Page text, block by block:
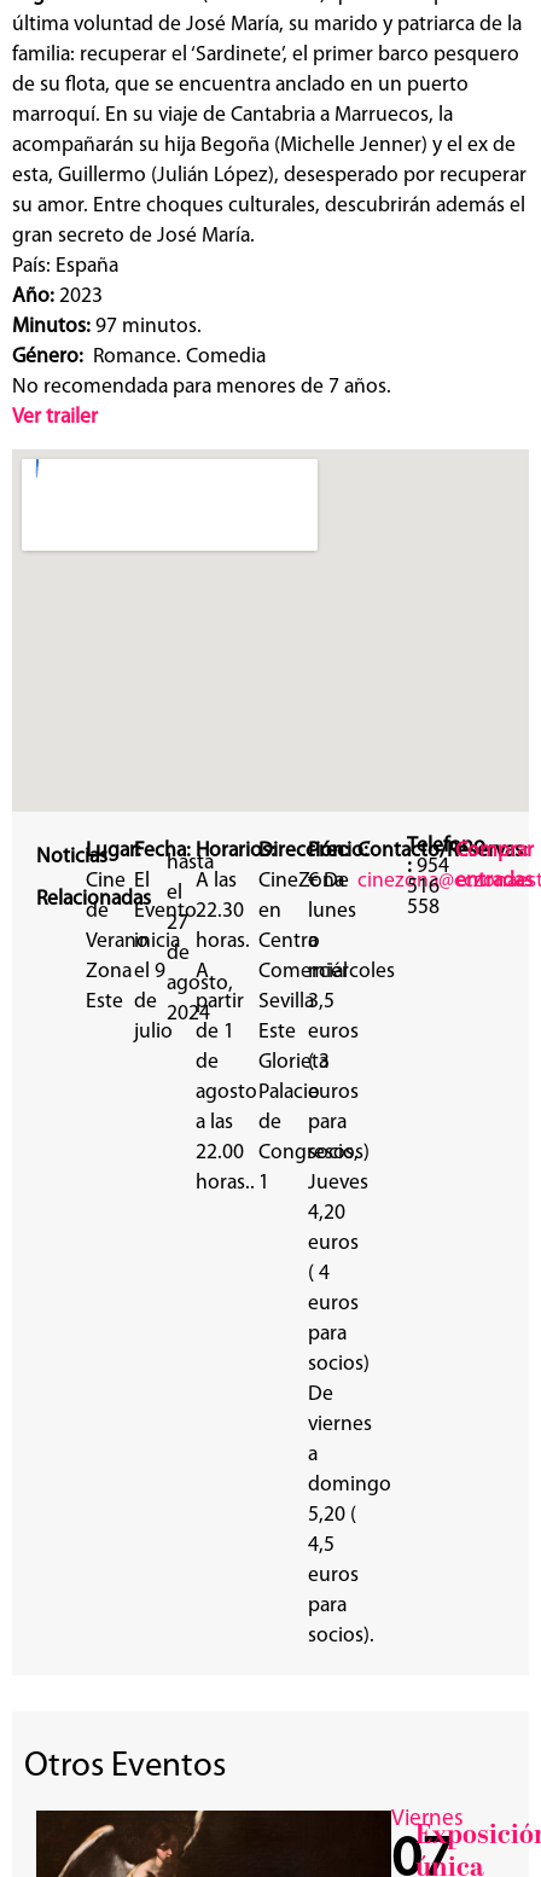
última voluntad de José María, su marido y patriarca de la
familia: recuperar el ‘Sardinete’, el primer barco pesquero
de su flota, que se encuentra anclado en un puerto
marroquí. En su viaje de Cantabria a Marruecos, la
acompañarán su hija Begoña (Michelle Jenner) y el ex de
esta, Guillermo (Julián López), desesperado por recuperar
su amor. Entre choques culturales, descubrirán además el
gran secreto de José María.
País: España
Año: 2023
Minutos: 97 minutos.
Género: Romance. Comedia
No recomendada para menores de 7 años.
Ver trailer
Noticias
Relacionadas
Lugar:
Cine
de
Verano
Zona
Este
Fecha:
El
Evento
inicia
el 9
de
julio
hasta
el
27
de
agosto,
2024
Horarios:
A las
22.30
horas.
A
partir
de 1
de
agosto
a las
22.00
horas..
Dirección:
CineZona
en
Centro
Comercial
Sevilla
Este
Glorieta
Palacio
de
Congresos,
1
Precio:
€ De
lunes
a
miércoles
3,5
euros
( 3
euros
para
socios)
Jueves
4,20
euros
( 4
euros
para
socios)
De
viernes
a
domingo
5,20 (
4,5
euros
para
socios).
Contacto/Reservas:
Telefono
:954
516
558
Comprar
entradas
Otros Eventos
Viernes
07
única